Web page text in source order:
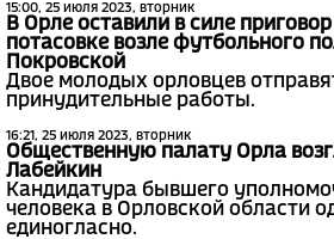
15:00, 25 июля 2023, вторник
В Орле оставили в силе
потасовке возле футбольного
Покровской
Двое молодых орловцев
принудительные работы.
16:21, 25 июля 2023, вторник
Общественную палату Орла
Лабейкин
Кандидатура бывшего
человека в Орловской области
единогласно.